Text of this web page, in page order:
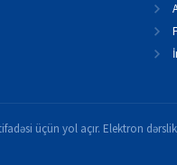
üçün yol açır. Elektron